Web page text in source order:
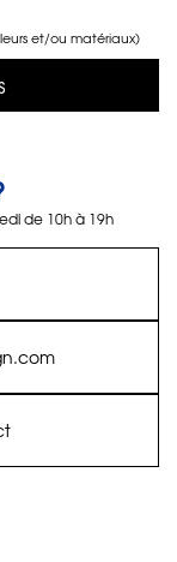
et/ou matériaux)
de 10h à 19h